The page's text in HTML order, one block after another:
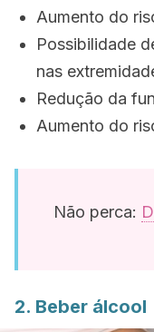
Aumento do
Possibilidade
nas
Redução da
Aumento do
Não perca:
2. Beber álcool